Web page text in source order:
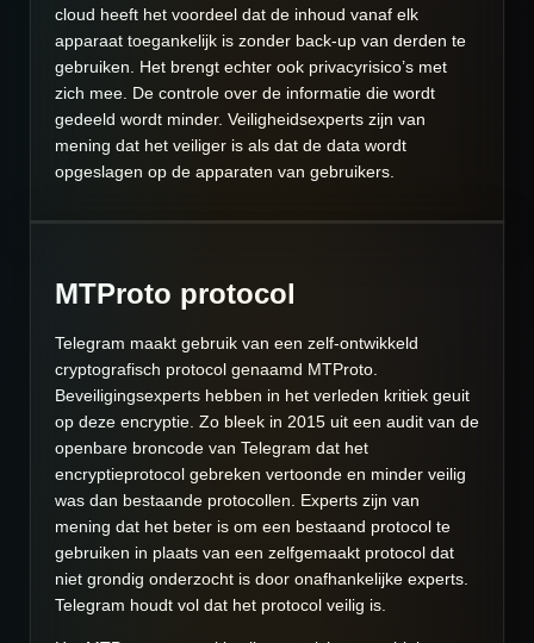
cloud heeft het voordeel dat de inhoud vanaf elk
apparaat toegankelijk is zonder back-up van derden te
gebruiken. Het brengt echter ook privacyrisico’s met
zich mee. De controle over de informatie die wordt
gedeeld wordt minder. Veiligheidsexperts zijn van
mening dat het veiliger is als dat de data wordt
opgeslagen op de apparaten van gebruikers.
MTProto protocol
Telegram maakt gebruik van een zelf-ontwikkeld
cryptografisch protocol genaamd MTProto.
Beveiligingsexperts hebben in het verleden kritiek geuit
op deze encryptie. Zo bleek in 2015 uit een audit van de
openbare broncode van Telegram dat het
encryptieprotocol gebreken vertoonde en minder veilig
was dan bestaande protocollen. Experts zijn van
mening dat het beter is om een bestaand protocol te
gebruiken in plaats van een zelfgemaakt protocol dat
niet grondig onderzocht is door onafhankelijke experts.
Telegram houdt vol dat het protocol veilig is.